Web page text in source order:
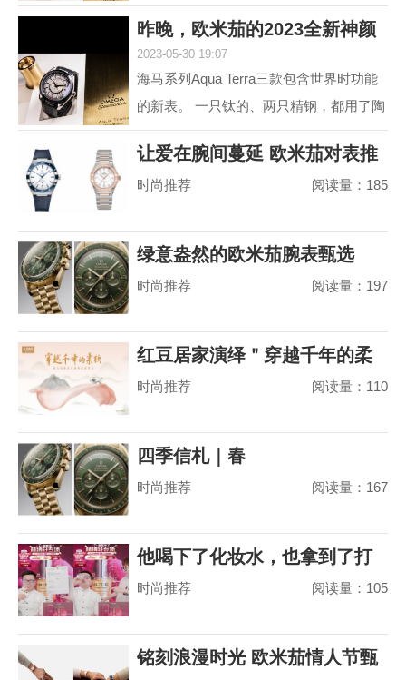
瓷圈儿。 世界时以海马加身，是为强调运
动属性。约定俗成...
昨晚，欧米茄的2023全新神颜
2023-05-30 19:07
海马系列Aqua Terra三款包含世界时功能
的新表。 一只钛的、两只精钢，都用了陶
瓷圈儿。 世界时以海马加身，是为强调运
动属性。约定俗成...
让爱在腕间蔓延 欧米茄对表推
荐
时尚推荐 阅读量：185
绿意盎然的欧米茄腕表甄选
时尚推荐 阅读量：197
红豆居家演绎＂穿越千年的柔
软＂，婴儿绵真
时尚推荐 阅读量：110
四季信札｜春
时尚推荐 阅读量：167
他喝下了化妆水，也拿到了打
赢山茶花之争的
时尚推荐 阅读量：105
铭刻浪漫时光 欧米茄情人节甄